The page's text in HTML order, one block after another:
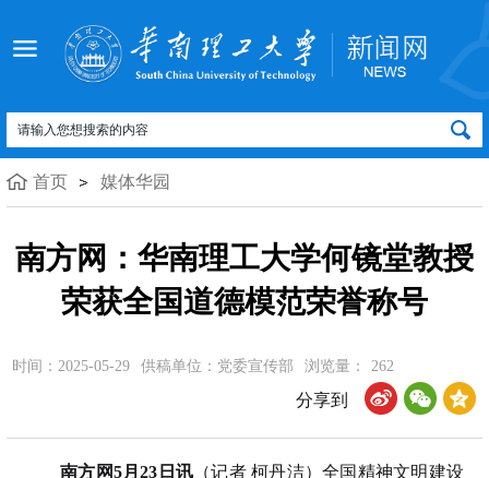
首页 媒体华园
南方网：华南理工大学何镜堂教授
荣获全国道德模范荣誉称号
时间：2025-05-29 供稿单位：党委宣传部 浏览量： 262
分享到
南方网5月23日讯 （记者 柯丹洁）全国精神文明建设